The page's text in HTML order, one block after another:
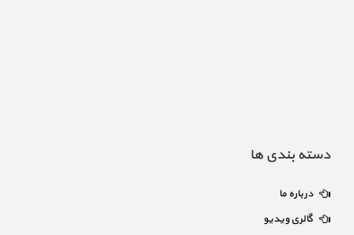
دسته بندی ها
درباره ما
گالری ویدیو